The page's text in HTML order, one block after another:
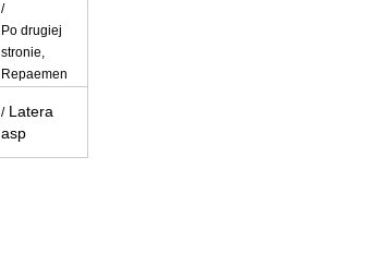
/
Po drugiej
stronie,
Repaemen
/ Latera
asp